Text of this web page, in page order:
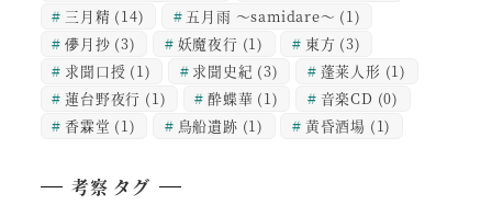
三月精 (14) 五月雨 ～samidare～ (1)
儚月抄 (3) 妖魔夜行 (1) 東方 (3)
求聞口授 (1) 求聞史紀 (3) 蓬莱人形 (1)
蓮台野夜行 (1) 酔蝶華 (1) 音楽CD (0)
香霖堂 (1) 鳥船遺跡 (1) 黄昏酒場 (1)
考察 タグ